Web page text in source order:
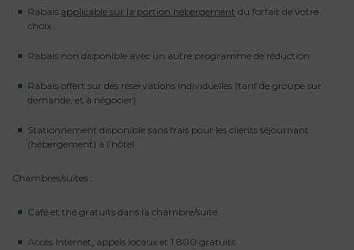
Rabais applicable sur la portion hébergement du forfait de votre
choix
Rabais non disponible avec un autre programme de réduction
Rabais offert sur des réservations individuelles (tarif de groupe sur
demande, et à négocier)
Stationnement disponible sans frais pour les clients séjournant
(hébergement) à l’hôtel
Chambres/suites :
Café et thé gratuits dans la chambre/suite
Accès Internet, appels locaux et 1 800 gratuits